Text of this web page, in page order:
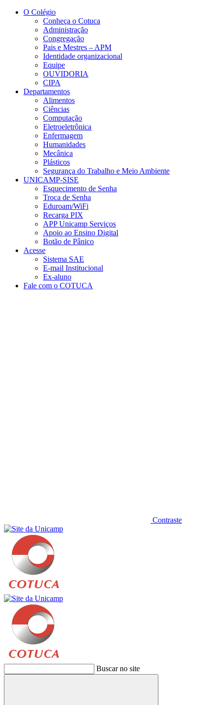
Conteúdo principal
O Colégio
Conheça o Cotuca
Administração
Congregação
Pais e Mestres – APM
Identidade organizacional
Equipe
OUVIDORIA
CIPA
Departamentos
Alimentos
Ciências
Computação
Eletroeletrônica
Enfermagem
Humanidades
Mecânica
Plásticos
Segurança do Trabalho e Meio Ambiente
UNICAMP-SISE
Esquecimento de Senha
Troca de Senha
Eduroam/WiFi
Recarga PIX
APP Unicamp Serviços
Apoio ao Ensino Digital
Botão de Pânico
Acesse
Sistema SAE
E-mail Institucional
Ex-aluno
Fale com o COTUCA
Contraste
Buscar no site